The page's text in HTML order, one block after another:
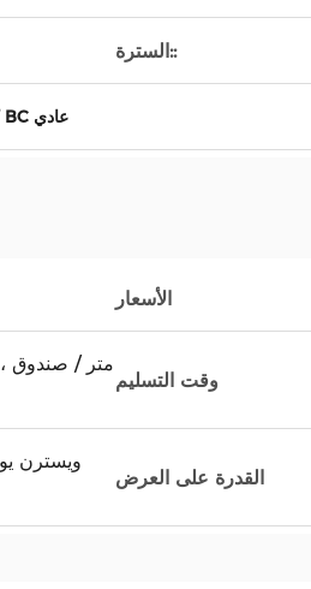
السترة::
كبل محوري نحاسي BC عادي
الأسعار
وقت التسليم
القدرة على العرض